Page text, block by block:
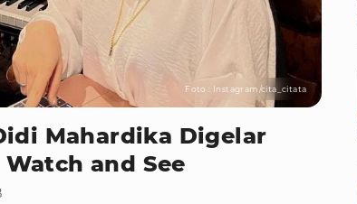
Foto : Instagram/cita_citata
Mahardika Digelar
and See